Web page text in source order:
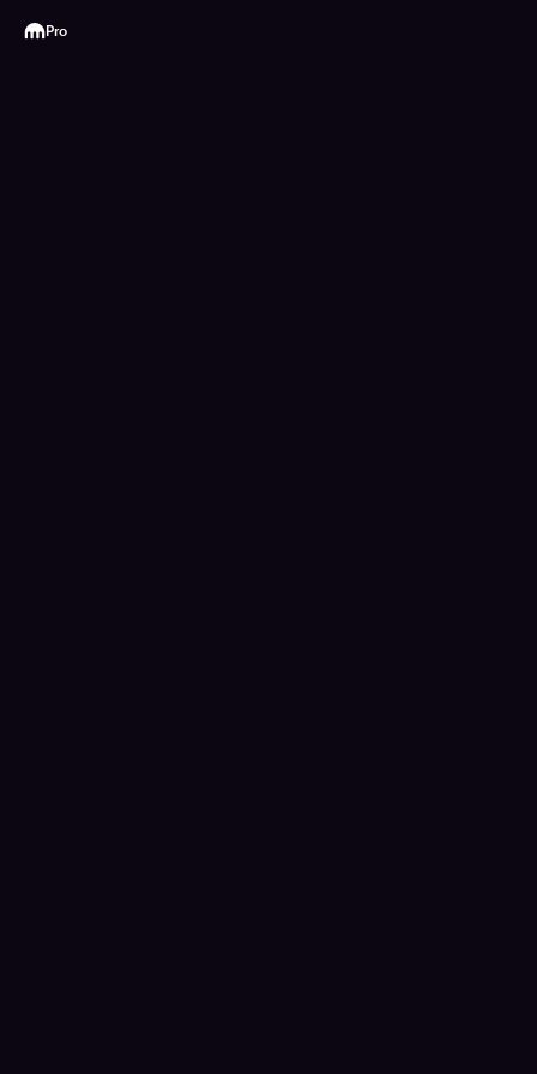
Kraken
Pro